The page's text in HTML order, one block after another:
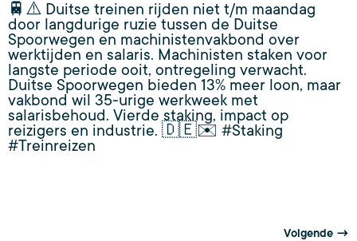
🚆⚠️ Duitse treinen rijden niet t/m maandag
door langdurige ruzie tussen de Duitse
Spoorwegen en machinistenvakbond over
werktijden en salaris. Machinisten staken voor
langste periode ooit, ontregeling verwacht.
Duitse Spoorwegen bieden 13% meer loon, maar
vakbond wil 35-urige werkweek met
salarisbehoud. Vierde staking, impact op
reizigers en industrie. 🇩🇪✉️ #Staking
#Treinreizen
Volgende →